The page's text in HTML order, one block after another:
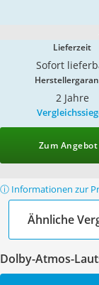
Lieferzeit
Sofort
2 Jahre
Zum Angebot
ⓘ Informationen zur
Ähnliche
Dolby-Atmos-